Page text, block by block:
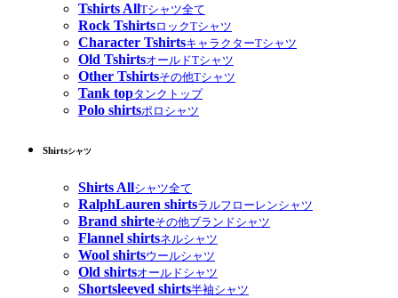
Tshirts AllTシャツ全て
Rock TshirtsロックTシャツ
Character TshirtsキャラクターTシャツ
Old TshirtsオールドTシャツ
Other Tshirtsその他Tシャツ
Tank topタンクトップ
Polo shirtsポロシャツ
Shirtsシャツ
Shirts Allシャツ全て
RalphLauren shirtsラルフローレンシャツ
Brand shirteその他ブランドシャツ
Flannel shirtsネルシャツ
Wool shirtsウールシャツ
Old shirtsオールドシャツ
Shortsleeved shirts半袖シャツ